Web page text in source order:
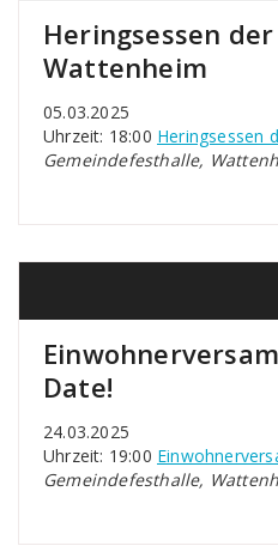
Heringsessen der
Wattenheim
05.03.2025
Uhrzeit: 18:00 Heringsessen
Gemeindefesthalle,
Date!
24.03.2025
Uhrzeit: 19:00
Gemeindefesthalle,